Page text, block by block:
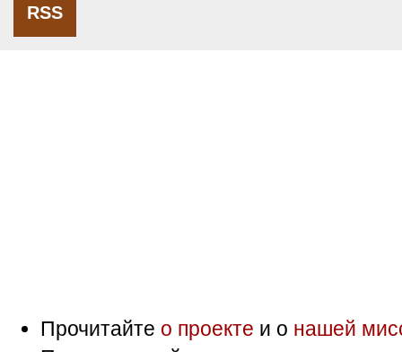
RSS
Прочитайте о проекте и о нашей